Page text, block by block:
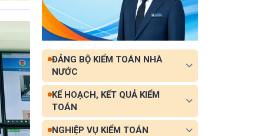
ĐẢNG BỘ KIỂM TOÁN NHÀ
NƯỚC
KẾ HOẠCH, KẾT QUẢ KIỂM
TOÁN
NGHIỆP VỤ KIỂM TOÁN